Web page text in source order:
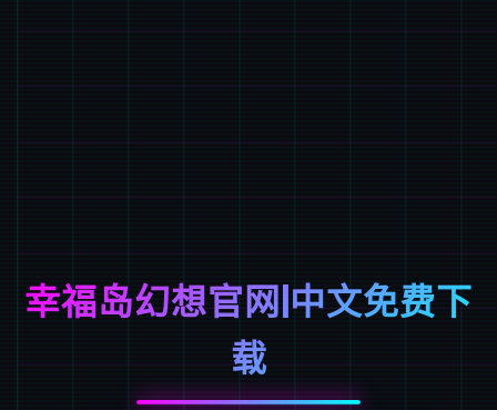
幸福岛幻想官网|中文免费下
载